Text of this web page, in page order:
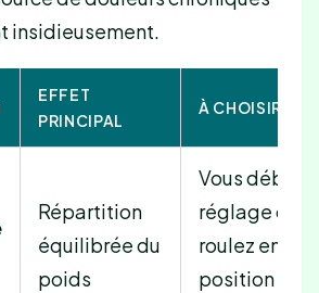
insidieusement.
EFFET
PRINCIPAL
À CHOISIR SI…
Répartition
équilibrée du
poids
Vous
réglage ou
roulez en
position